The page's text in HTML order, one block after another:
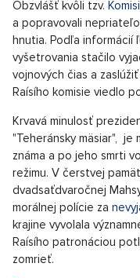
Obzvlášť kvôli tzv.
a popravovali
hnutia. Podľa informácií
vyšetrovania stačilo
vojnových čias a
Raísího komisie viedlo
Krvavá minulosť
"Teheránsky mäsiar",
známa a po jeho smrti
režimu. V čerstvej
dvadsaťdvaročnej
morálnej polície za
krajine vyvolala
Raísího patronáciou
zomrieť.